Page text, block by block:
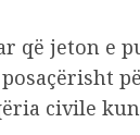
që jeton e
civile